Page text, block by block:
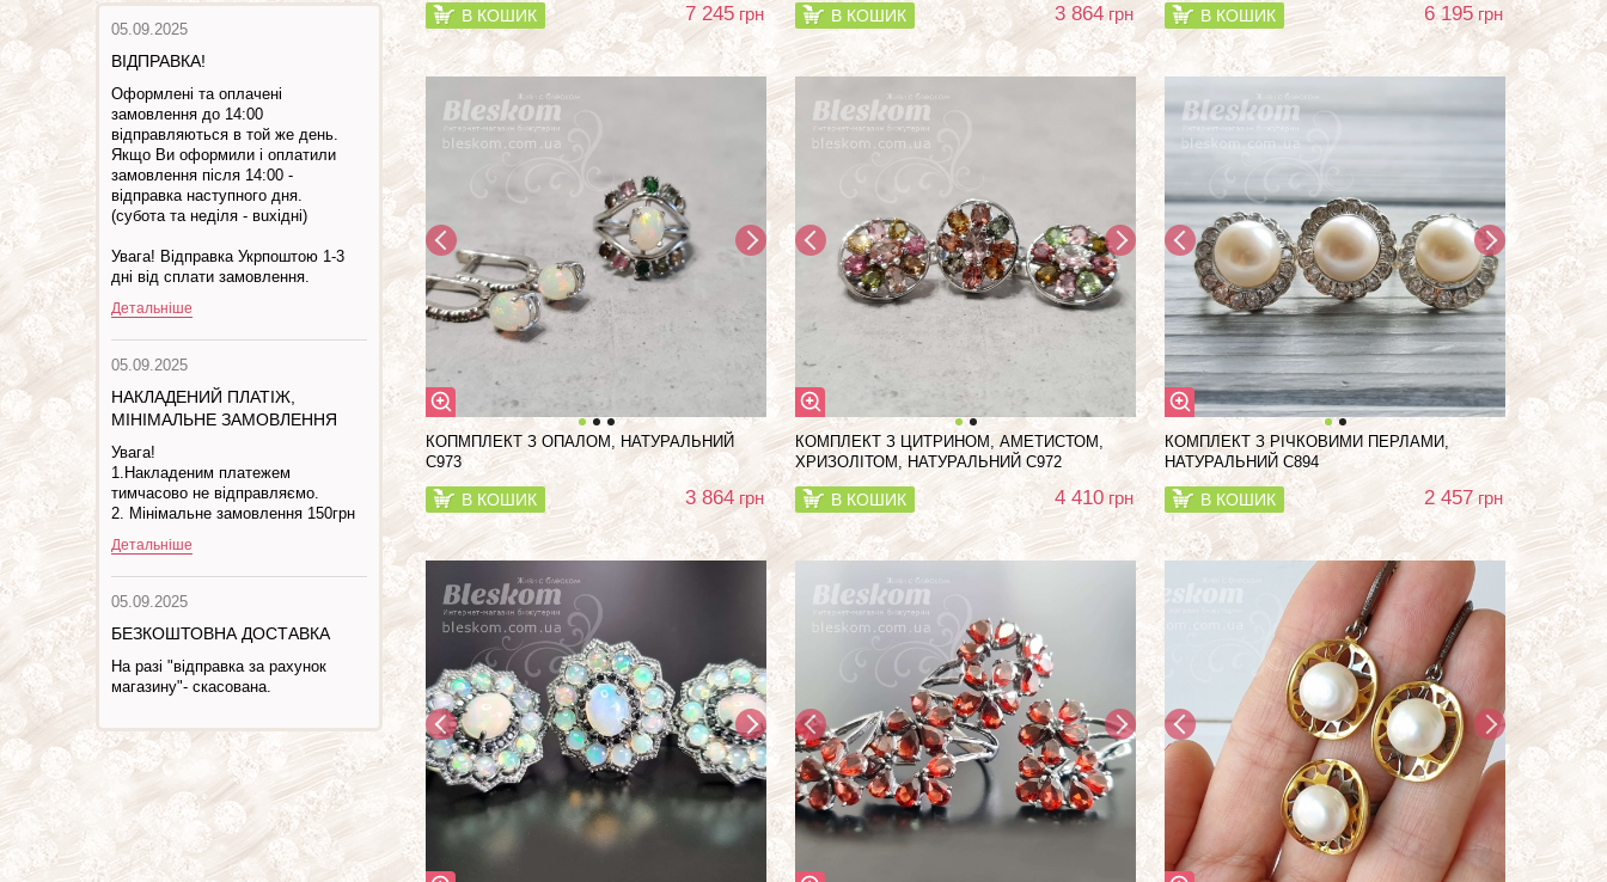
05.09.2025
ВІДПРАВКА!
Оформлені та оплачені
замовлення до 14:00
відправляються в той же день.
Якщо Ви оформили і оплатили
замовлення після 14:00 -
відправка наступного дня.
(субота та недiля - вuхiднi)
Увага! Відправка Укрпоштою 1-3
дні від сплати замовлення.
Детальніше
05.09.2025
НАКЛАДЕНИЙ ПЛАТІЖ,
МІНІМАЛЬНЕ ЗАМОВЛЕННЯ
Увага!
1.Накладеним платежем
тимчасово не відправляємо.
2. Мінімальне замовлення 150грн
Детальніше
05.09.2025
БЕЗКОШТОВНА ДОСТАВКА
На разі "відправка за рахунок
магазину"- скасована.
В КОШИК 7 245 грн В КОШИК 3 864грн В КОШИК 6 195 грн
КОПМПЛЕКТ З ОПАЛОМ, НАТУРАЛЬНИЙ
С973
В КОШИК 3 864 грн
КОМПЛЕКТ З ЦИТРИНОМ, АМЕТИСТОМ,
ХРИЗОЛІТОМ, НАТУРАЛЬНИЙ С972
В КОШИК 4 410 грн
КОМПЛЕКТ З РІЧКОВИМИ ПЕРЛАМИ,
НАТУРАЛЬНИЙ С894
В КОШИК 2 457грн